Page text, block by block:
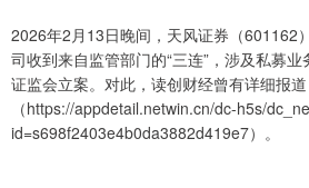
2026年2月13日晚间，天风证券（601162
司收到来自监管部门的“三连”，涉及私募业
证监会立案。对此，读创财经曾有详细报道
（https://appdetail.netwin.cn/dc-h5s/
id=s698f2403e4b0da3882d419e7）。